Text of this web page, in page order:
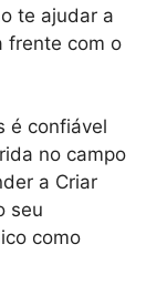
te ajudar a
frente com o
é confiável
no campo
a Criar
seu
como